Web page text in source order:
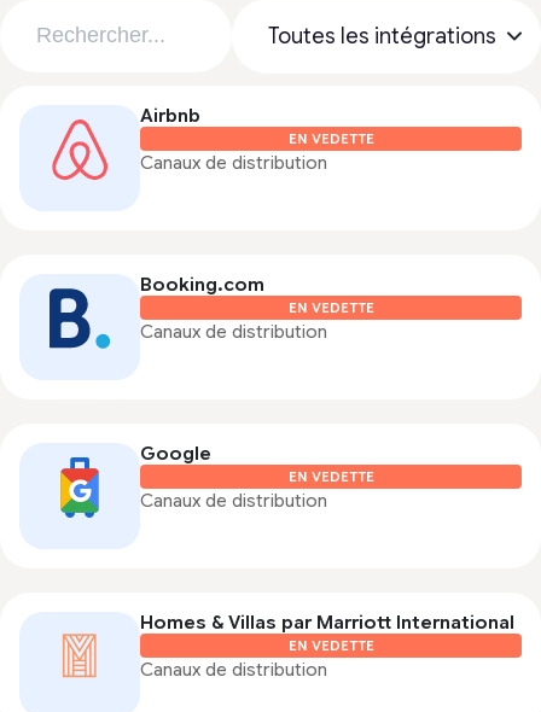
Airbnb
EN VEDETTE
Canaux de distribution
Booking.com
EN VEDETTE
Canaux de distribution
Google
EN VEDETTE
Canaux de distribution
Homes & Villas par Marriott International
EN VEDETTE
Canaux de distribution